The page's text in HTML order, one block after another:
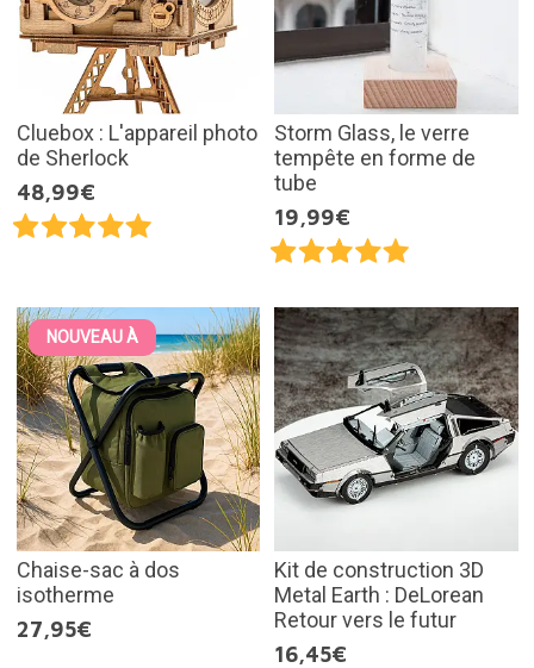
Cluebox : L'appareil photo
de Sherlock
48,99€
Storm Glass, le verre
tempête en forme de
tube
19,99€
NOUVEAU À
Chaise-sac à dos
isotherme
27,95€
Kit de construction 3D
Metal Earth : DeLorean
Retour vers le futur
16,45€